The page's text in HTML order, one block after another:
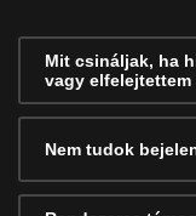
Mit csináljak, ha
vagy elfelejtettem
Nem tudok